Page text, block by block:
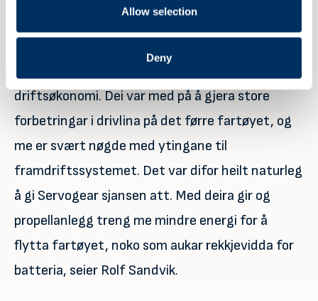
Allow selection
Deny
of The Fjords» hadde me berre eitt namn på vår
driftsøkonomi. Dei var med på å gjera store
forbetringar i drivlina på det førre fartøyet, og
me er svært nøgde med ytingane til
framdriftssystemet. Det var difor heilt naturleg
å gi Servogear sjansen att. Med deira gir og
propellanlegg treng me mindre energi for å
flytta fartøyet, noko som aukar rekkjevidda for
batteria, seier Rolf Sandvik.